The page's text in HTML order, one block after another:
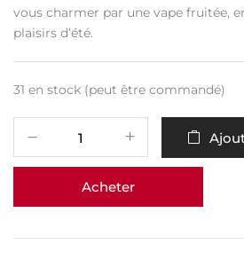
vous charmer par une vape fruitée,
plaisirs d’été.
31 en stock (peut être commandé)
Acheter